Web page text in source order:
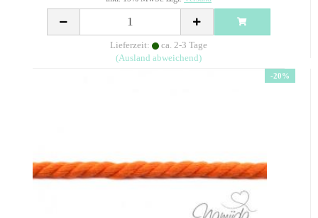
Lieferzeit:
ca. 2-3 Tage
(Ausland abweichend)
-20%